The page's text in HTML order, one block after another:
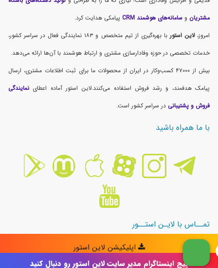
پیج اینستاگرام مدیر سایت لاین استور رو دنبال کنید